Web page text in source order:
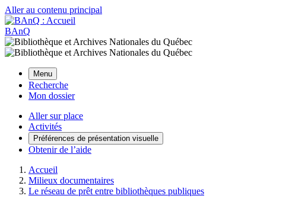
Aller au contenu principal
BAnQ
Menu
Recherche
Mon dossier
Aller sur place
Activités
Préférences de présentation visuelle
Obtenir de l’aide
Accueil
Milieux documentaires
Le réseau de prêt entre bibliothèques publiques